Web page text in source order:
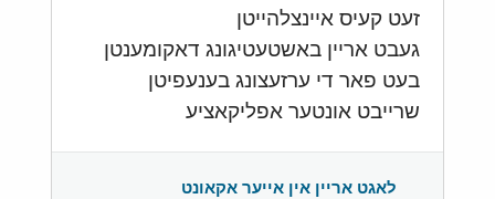
זעט קעיס איינצלהייטן
געבט אריין באשטעטיגונג דאקומענטן
בעט פאר די ערזעצונג בענעפיטן
שרייבט אונטער אפליקאציע
לאגט אריין אין אייער אקאונט